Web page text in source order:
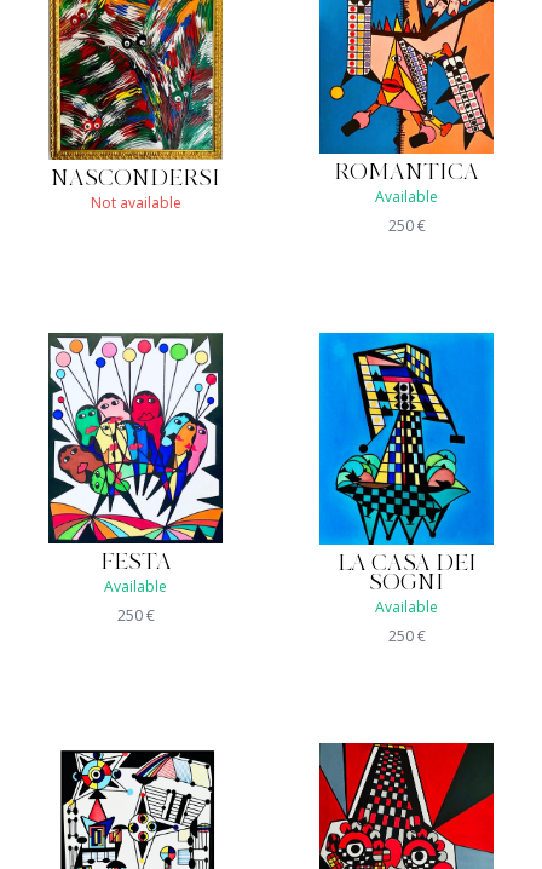
NASCONDERSI
Not available
ROMANTICA
Available
250€
FESTA
Available
250€
LA CASA DEI
SOGNI
Available
250€